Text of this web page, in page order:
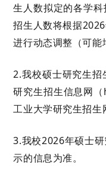
生人数拟定的各学科
招生人数将根据
进行动态调整（可能
2.我校硕士研究生招
研究生招生信息网（
工业大学研究生招生
3.我校2026年硕士
示的信息为准。